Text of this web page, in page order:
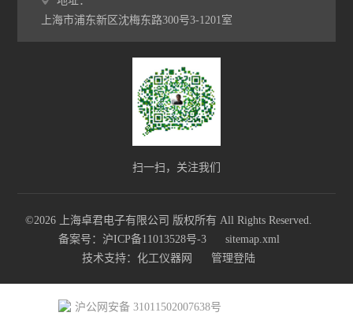
上海市浦东新区沈梅东路300号3-1201室
扫一扫，关注我们
©2026 上海卓君电子有限公司 版权所有 All Rights Reserved.
备案号：沪ICP备11013528号-3
sitemap.xml
技术支持： 化工仪器网 管理登陆
沪公网安备 31011502007638号